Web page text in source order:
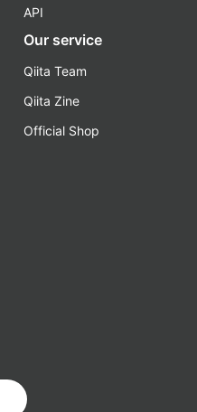
API
Our service
Qiita Team
Qiita Zine
Official Shop